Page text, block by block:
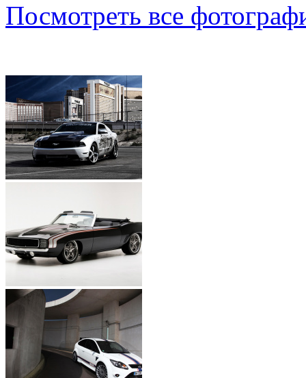
Посмотреть все